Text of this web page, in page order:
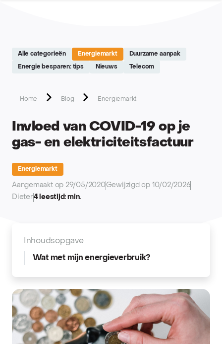
Alle categorieën Energiemarkt Duurzame aanpak
Energie besparen: tips Nieuws Telecom
Home Blog Energiemarkt
Invloed van COVID-19 op je
gas- en elektriciteitsfactuur
Energiemarkt
Aangemaakt op 29/05/2020Gewijzigd op 10/02/2026
Dieter4 leestijd: min.
Inhoudsopgave
Wat met mijn energieverbruik?